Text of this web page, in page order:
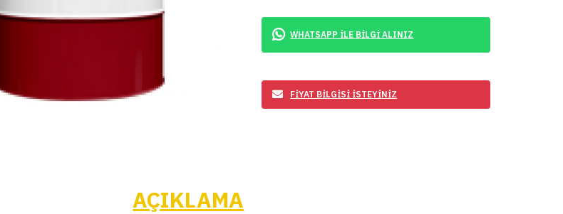
WHATSAPP İLE BİLGİ ALINIZ
FİYAT BİLGİSİ İSTEYİNİZ
AÇIKLAMA